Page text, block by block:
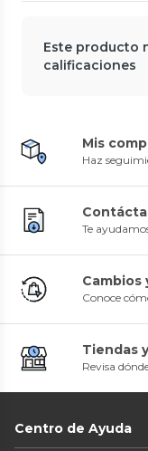
Este producto
calificaciones
Mis
Haz
Te
Cambios
Conoce
Tiendas
Revisa
Centro de Ayuda